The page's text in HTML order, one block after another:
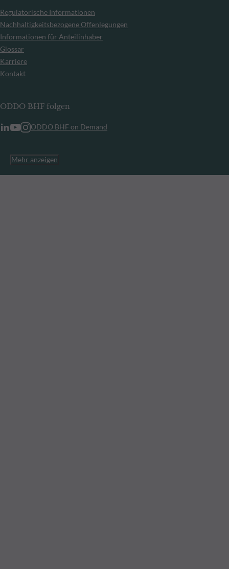
Regulatorische Informationen
Nachhaltigkeitsbezogene Offenlegungen
Informationen für Anteilinhaber
Glossar
Karriere
Kontakt
ODDO BHF folgen
ODDO BHF on Demand
Mehr anzeigen